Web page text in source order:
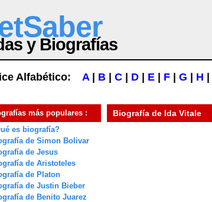
y Biografías
Alfabético: A| B C D E F G H
más populares :
es biografía?
de Simon Bolivar
de Jesus
de Aristoteles
de Platon
de Justin Bieber
de Benito Juarez
Biografía de Ida Vitale